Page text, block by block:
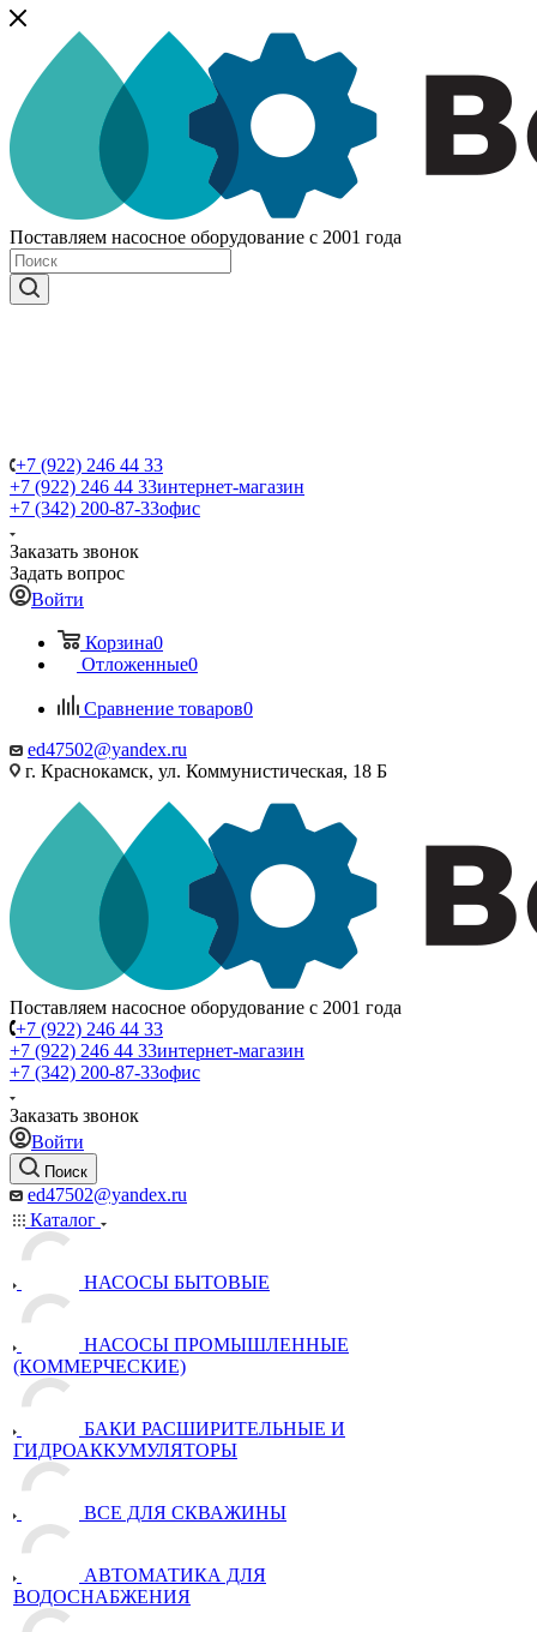
Поставляем насосное оборудование с 2001 года
+7 (922) 246 44 33
+7 (922) 246 44 33интернет-магазин
+7 (342) 200-87-33офис
Заказать звонок
Задать вопрос
Войти
Корзина0
Отложенные0
Сравнение товаров0
ed47502@yandex.ru
г. Краснокамск, ул. Коммунистическая, 18 Б
Поставляем насосное оборудование с 2001 года
+7 (922) 246 44 33
+7 (922) 246 44 33интернет-магазин
+7 (342) 200-87-33офис
Заказать звонок
Войти
Поиск
ed47502@yandex.ru
Каталог
НАСОСЫ БЫТОВЫЕ
НАСОСЫ ПРОМЫШЛЕННЫЕ
(КОММЕРЧЕСКИЕ)
БАКИ РАСШИРИТЕЛЬНЫЕ И
ГИДРОАККУМУЛЯТОРЫ
ВСЕ ДЛЯ СКВАЖИНЫ
АВТОМАТИКА ДЛЯ
ВОДОСНАБЖЕНИЯ